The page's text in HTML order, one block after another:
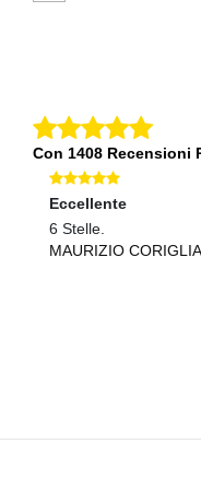
Con 1408 Recensioni
Eccellente
6 Stelle.
MAURIZIO
Eccellente
OK
PASQUALINO